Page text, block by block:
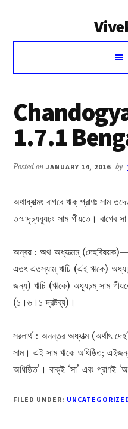
Voice
Vivekananda
1.7.1
Posted onJANUARY 14, 2016 by
অথাধ্যাত্মং বাগবে ঋক্ প্রাণঃ সাম
তস্মাদৃচ্যধ্যূঢ়ং সাম গীয়তে। বাগেব
অন্বয় : অথ অধ্যাত্মম্
এতৎ এতস্যাম্ ঋচি (এই ঋকে)
জন্য) ঋচি (ঋকে) অধ্যূঢ়ম্ সাম
(১।৬।১ দ্রষ্টব্য)।
সরলার্থ : অনন্তর অধ্যাত্ম (অর্থাৎ
সাম। এই সাম ঋকে অধিষ্ঠিত;
অধিষ্ঠিত’। বাক্‌‍ই ‘সা’ এবং প্রাণই
FILED UNDER: